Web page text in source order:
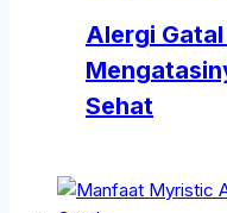
Alergi
Sehat